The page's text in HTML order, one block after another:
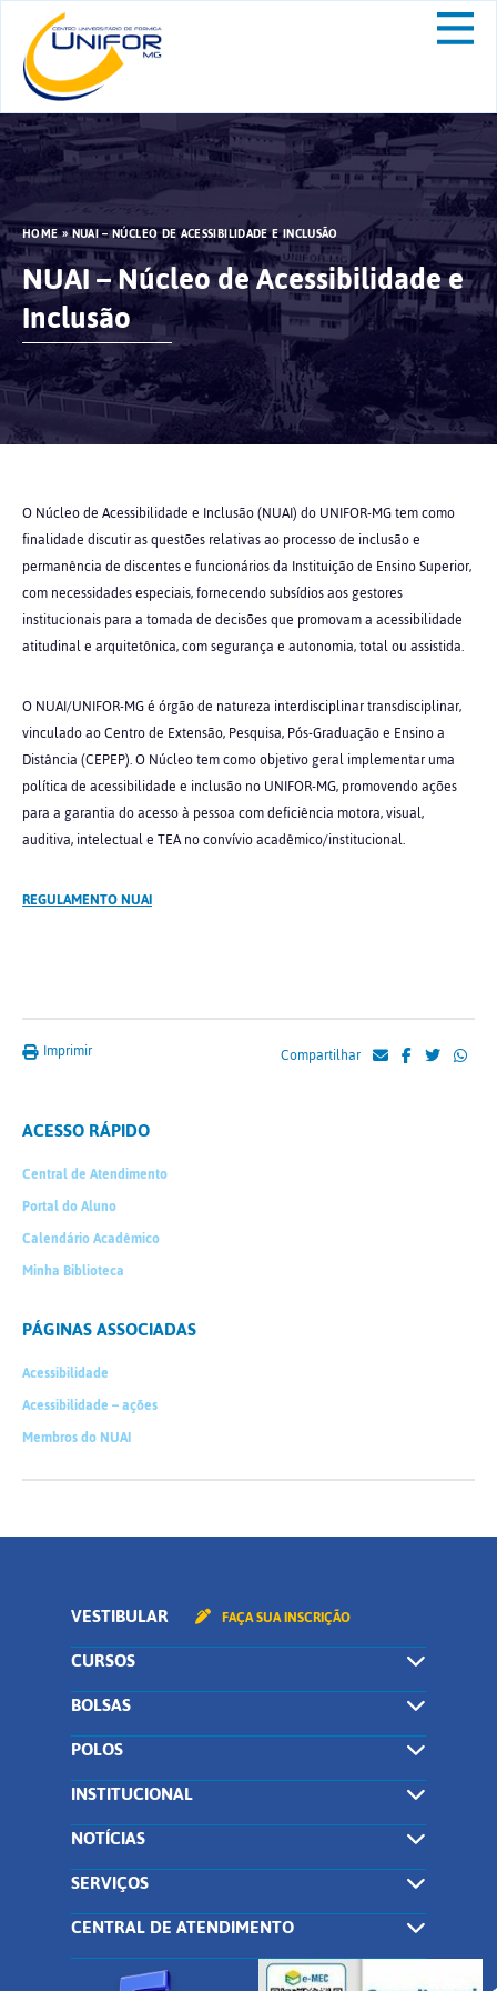
HOME»NUAI – NÚCLEO DE ACESSIBILIDADE E INCLUSÃO
NUAI – Núcleo de Acessibilidade e
Inclusão
O Núcleo de Acessibilidade e Inclusão (NUAI) do UNIFOR-MG tem como
finalidade discutir as questões relativas ao processo de inclusão e
permanência de discentes e funcionários da Instituição de Ensino Superior,
com necessidades especiais, fornecendo subsídios aos gestores
institucionais para a tomada de decisões que promovam a acessibilidade
atitudinal e arquitetônica, com segurança e autonomia, total ou assistida.
O NUAI/UNIFOR-MG é órgão de natureza interdisciplinar transdisciplinar,
vinculado ao Centro de Extensão, Pesquisa, Pós-Graduação e Ensino a
Distância (CEPEP). O Núcleo tem como objetivo geral implementar uma
política de acessibilidade e inclusão no UNIFOR-MG, promovendo ações
para a garantia do acesso à pessoa com deficiência motora, visual,
auditiva, intelectual e TEA no convívio acadêmico/institucional.
REGULAMENTO NUAI
Imprimir Compartilhar
ACESSO RÁPIDO
Central de Atendimento
Portal do Aluno
Calendário Acadêmico
Minha Biblioteca
PÁGINAS ASSOCIADAS
Acessibilidade
Acessibilidade – ações
Membros do NUAI
VESTIBULAR FAÇA SUA INSCRIÇÃO
CURSOS
BOLSAS
POLOS
INSTITUCIONAL
NOTÍCIAS
SERVIÇOS
CENTRAL DE ATENDIMENTO